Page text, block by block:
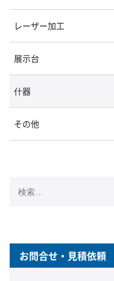
レーザー加工
展示台
什器
その他
索:
お問合せ・見積依頼